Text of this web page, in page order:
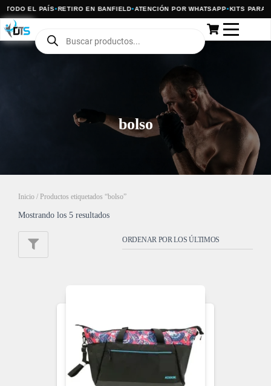
EL PAÍS•RETIRO EN BANFIELD•ATENCIÓN POR WHATSAPP•KITS PARA
bolso
Inicio / Productos etiquetados “bolso”
Mostrando los 5 resultados